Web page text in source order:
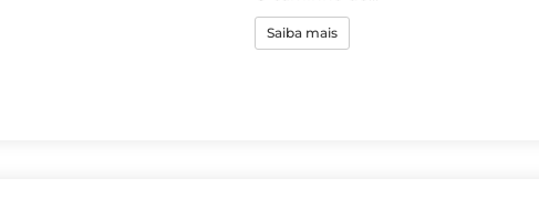
Saiba mais